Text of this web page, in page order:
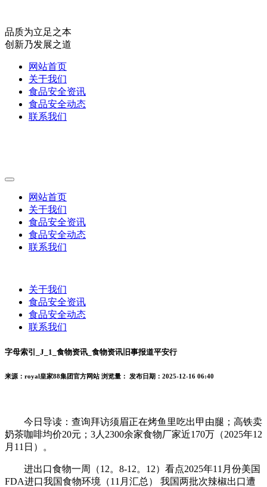
品质为立足之本
创新乃发展之道
网站首页
关于我们
食品安全资讯
食品安全动态
联系我们
网站首页
关于我们
食品安全资讯
食品安全动态
联系我们
关于我们
食品安全资讯
食品安全动态
联系我们
字母索引_J_1_食物资讯_食物资讯旧事报道平安行
来源：royal皇家88集团官方网站 浏览量： 发布日期：2025-12-16 06:40
今日导读：查询拜访须眉正在烤鱼里吃出甲由腿；高铁卖
奶茶咖啡均价20元；3人2300余家食物厂家近170万（2025年12
月11日）。
进出口食物一周（12。8-12。12）看点2025年11月份美国
FDA进口我国食物环境（11月汇总） 我国两批次辣椒出口遭